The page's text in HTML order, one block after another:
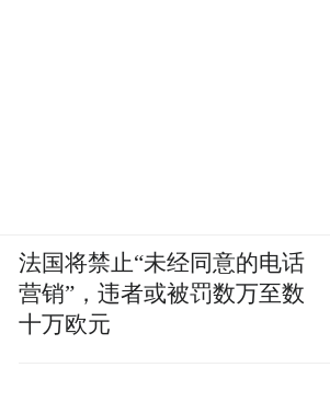
法国将禁止“未经同意的电话
营销”，违者或被罚数万至数
十万欧元